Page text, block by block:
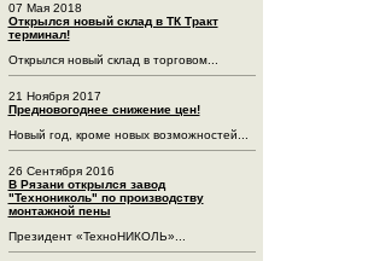
07 Мая 2018
Открылся новый склад в ТК Тракт
терминал!
Открылся новый склад в торговом...
21 Ноября 2017
Предновогоднее снижение цен!
Новый год, кроме новых возможностей...
26 Сентября 2016
В Рязани открылся завод
"Технониколь" по производству
монтажной пены
Президент «ТехноНИКОЛЬ»...